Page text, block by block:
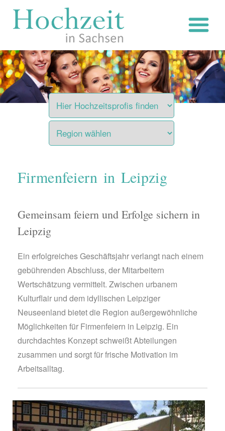
Inhalt
Firmenfeiern in Leipzig
Gemeinsam feiern und Erfolge sichern in
Leipzig
Ein erfolgreiches Geschäftsjahr verlangt nach einem
gebührenden Abschluss, der Mitarbeitern
Wertschätzung vermittelt. Zwischen urbanem
Kulturflair und dem idyllischen Leipziger
Neuseenland bietet die Region außergewöhnliche
Möglichkeiten für Firmenfeiern in Leipzig. Ein
durchdachtes Konzept schweißt Abteilungen
zusammen und sorgt für frische Motivation im
Arbeitsalltag.